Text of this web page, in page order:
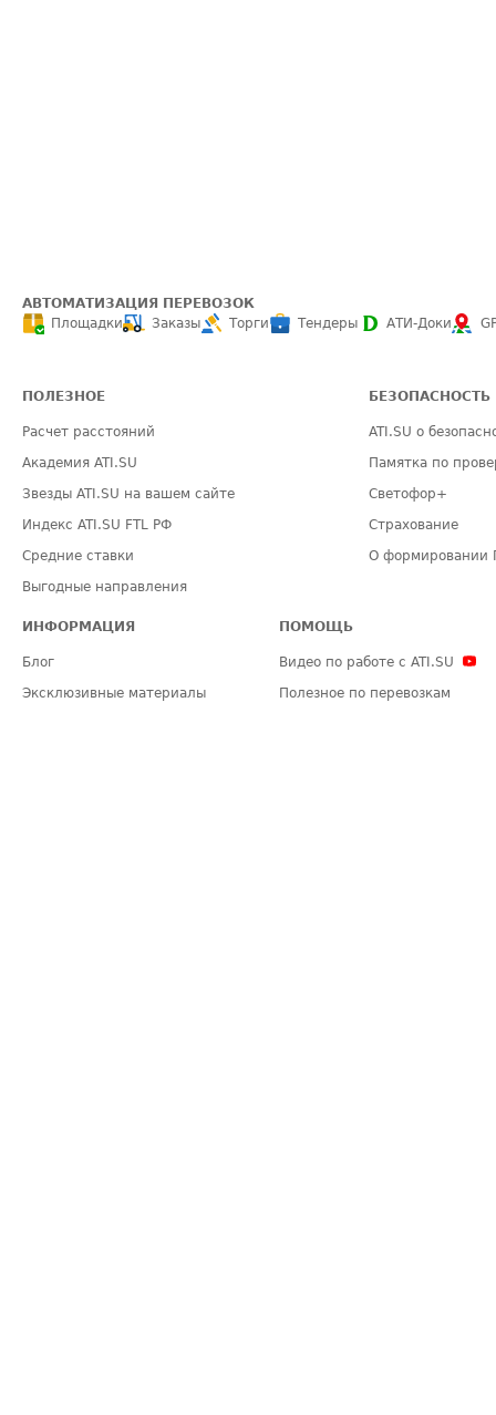
АВТОМАТИЗАЦИЯ ПЕРЕВОЗОК
Площадки
Заказы Торги Тендеры АТИ-Доки
ПОЛЕЗНОЕ
Расчет расстояний
Академия ATI.SU
Звезды ATI.SU на вашем сайте
Индекс ATI.SU FTL РФ
Средние ставки
Выгодные направления
БЕЗОПАСНОСТЬ
ATI.SU о
Памятка по
Светофор+
Страхование
О формировании
ИНФОРМАЦИЯ
Блог
Эксклюзивные материалы
ПОМОЩЬ
Видео по работе с ATI.SU
Полезное по перевозкам